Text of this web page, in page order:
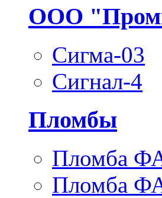
ООО
Сигма-03
Сигнал-4
Пломбы
Пломба
Пломба